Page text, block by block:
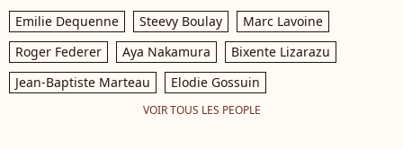
Emilie Dequenne Steevy Boulay
Marc Lavoine
Roger Federer
Aya Nakamura
Bixente Lizarazu
Jean-Baptiste Marteau
Elodie Gossuin
VOIR TOUS LES PEOPLE